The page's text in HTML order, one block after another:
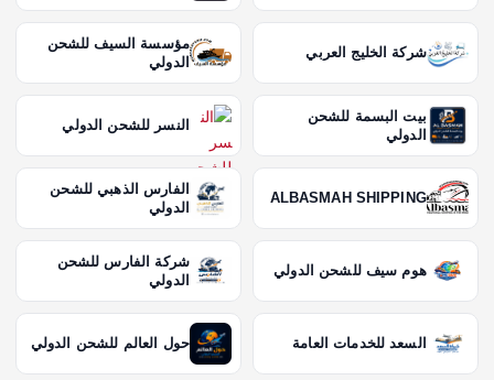
شركة الخليج العربي
مؤسسة السيف للشحن
الدولي
بيت البسمة للشحن
الدولي
النسر للشحن الدولي
ALBASMAH SHIPPING
الفارس الذهبي للشحن
الدولي
هوم سيف للشحن الدولي
شركة الفارس للشحن
الدولي
السعد للخدمات العامة حول العالم للشحن الدولي